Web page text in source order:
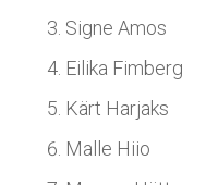
Signe Amos
Eilika Fimberg
Kärt Harjaks
Malle Hiio